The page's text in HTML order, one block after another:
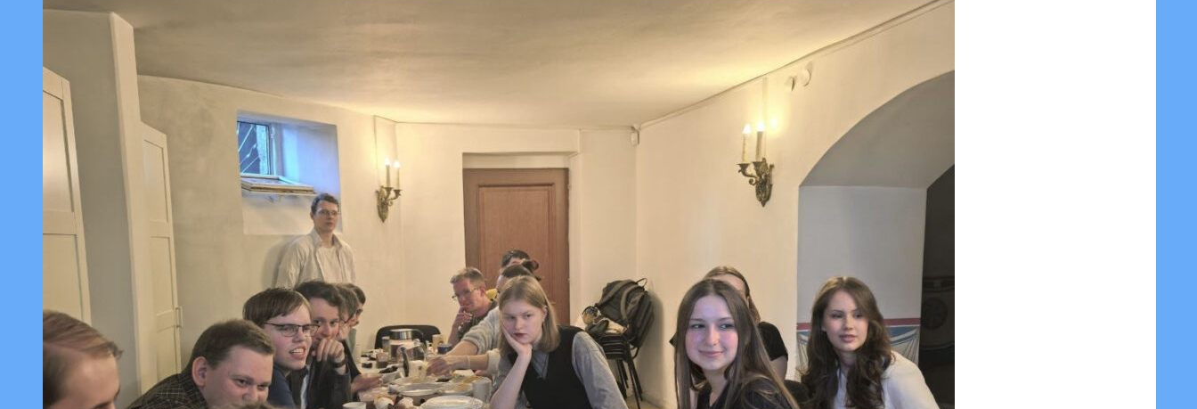
исповеди
духовенства
Красногвардейского
благочиния